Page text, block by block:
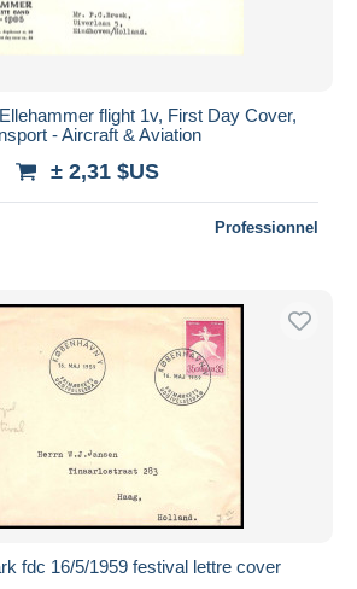
flight 1v, First Day Cover,
- Aircraft & Aviation
± 2,31 $US
Professionnel
fdc 16/5/1959 festival lettre cover